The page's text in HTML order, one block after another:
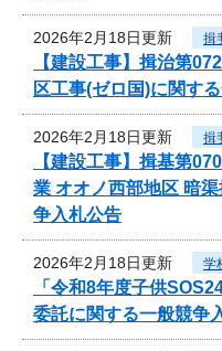
2026年2月18日更新 揖
【建設工事】揖治第
区工事(ゼロ国)に関す
2026年2月18日更新 揖
【建設工事】揖基第
業 オオノ西部地区 暗
争入札公告
2026年2月18日更新 学
「令和8年度子供
委託に関する一般競争